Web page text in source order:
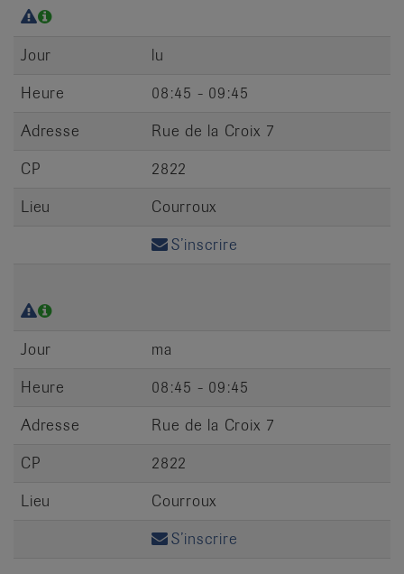
Jour
lu
Heure
08:45 - 09:45
Adresse
Rue de la Croix 7
CP
2822
Lieu
Courroux
S’inscrire
Jour
ma
Heure
08:45 - 09:45
Adresse
Rue de la Croix 7
CP
2822
Lieu
Courroux
S’inscrire